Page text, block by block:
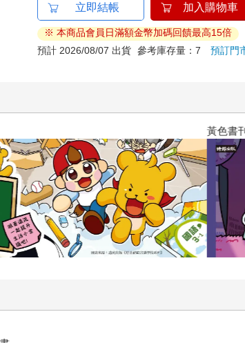
立即結帳 加入購物車
※ 本商品會員日滿額金幣加碼回饋最高15倍
預計 2026/08/07 出貨 參考庫存量：7預訂門
黃色書刊回來了！一起走進他的漫